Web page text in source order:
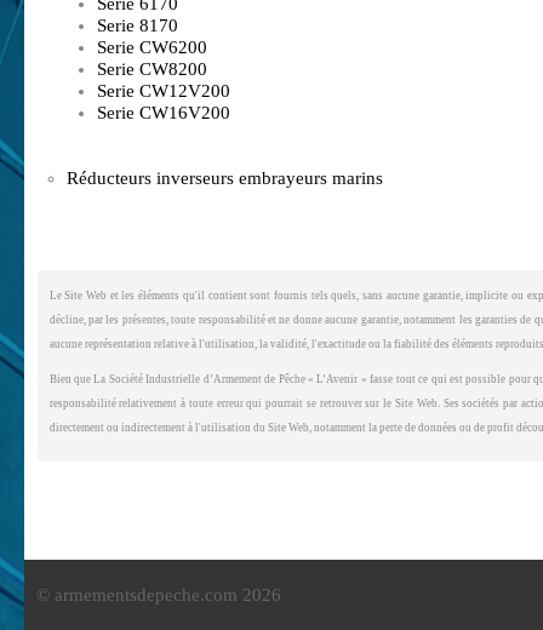
Serie 8170
Serie CW6200
Serie CW8200
Serie CW12V200
Serie CW16V200
Réducteurs inverseurs embrayeurs marins
Le Site Web et les éléments qu'il contient sont fournis tels quels, sans aucune garantie, implicite ou
décline, par les présentes, toute responsabilité et ne donne aucune garantie, notamment les garanties
aucune représentation relative à l'utilisation, la validité, l'exactitude ou la fiabilité des éléments
Bien que La Société Industrielle d’Armement de Pêche « L’Avenir » fasse tout ce qui est possible pour
responsabilité relativement à toute erreur qui pourrait se retrouver sur le Site Web. Ses sociétés par
directement ou indirectement à l'utilisation du Site Web, notamment la perte de données ou de profit
© armementsdepeche.com 2026